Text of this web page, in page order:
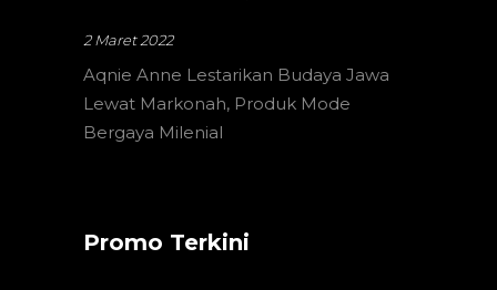
2 Maret 2022
Aqnie Anne Lestarikan Budaya Jawa
Lewat Markonah, Produk Mode
Bergaya Milenial
Promo Terkini